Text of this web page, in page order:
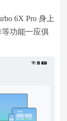
6X Pro 身上
功能一应俱